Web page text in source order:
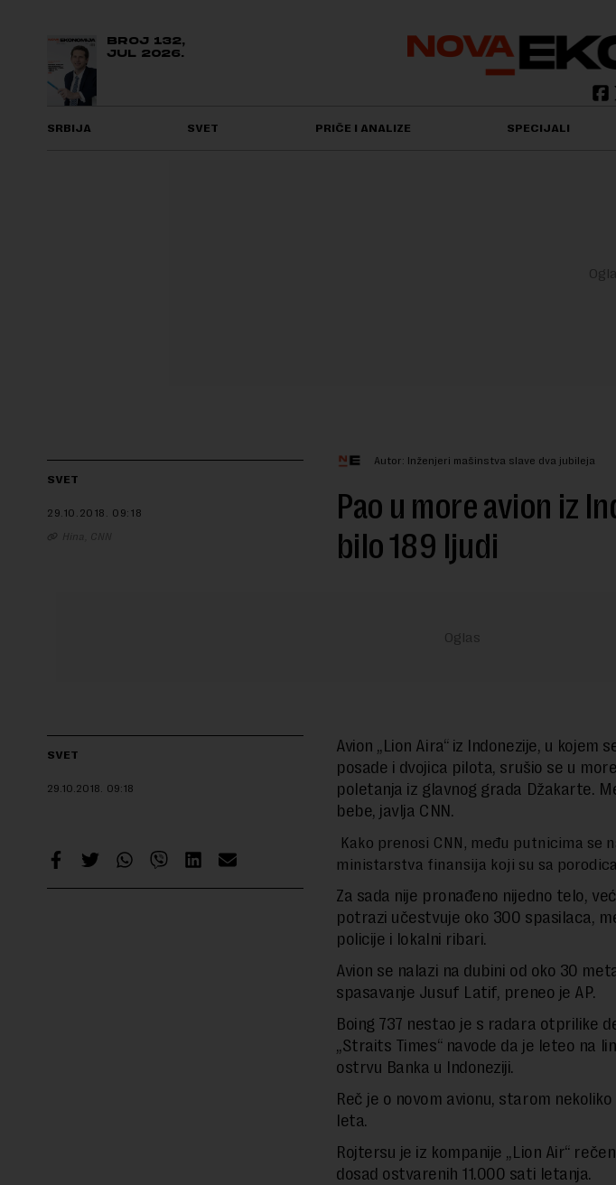
BROJ 132,
JUL 2026.
SRBIJA SVET PRIČE I ANALIZE SPECIJALI
SVET
29.10.2018. 09:18
Hina, CNN
Autor: Inženjeri mašinstva slave dva jubileja
Pao u more avion iz
bilo 189 ljudi
SVET
29.10.2018. 09:18
Avion „Lion Aira“ iz Indonezije, u kojem
posade i dvojica pilota, srušio se u
poletanja iz glavnog grada Džakarte.
bebe, javlja CNN.
Kako prenosi CNN , među putnicima se
ministarstva finansija koji su sa
Za sada nije pronađeno nijedno telo,
potrazi učestvuje oko 300 spasilaca,
policije i lokalni ribari.
Avion se nalazi na dubini od oko 30
spasavanje Jusuf Latif, preneo je AP.
Boing 737 nestao je s radara otprilike
„Straits Times“ navode da je leteo na
ostrvu Banka u Indoneziji.
Reč je o novom avionu, starom
leta.
Rojtersu je iz kompanije „Lion Air“
dosad ostvarenih 11.000 sati letanja.